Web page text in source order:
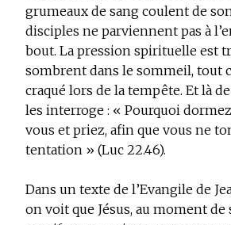
grumeaux de sang coulent de
disciples ne parviennent pas à
bout. La pression spirituelle est
sombrent dans le sommeil, tout
craqué lors de la tempête. Et là
les interroge : « Pourquoi
vous et priez, afin que vous ne
tentation » (Luc 22.46).
Dans un texte de l’Evangile de
on voit que Jésus, au moment